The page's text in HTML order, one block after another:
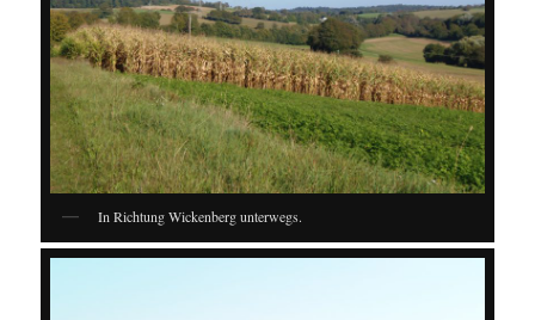
In Richtung Wickenberg unterwegs.